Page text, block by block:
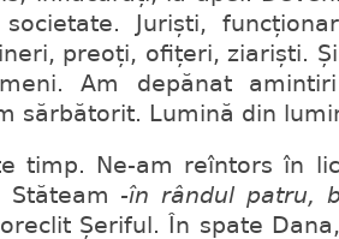
Juriști,
preoți, ofițeri, ziariști.
Am depănat
sărbătorit. Lumină din
Ne-am reîntors în
Stăteam -în rândul patru,
Șeriful. În spate